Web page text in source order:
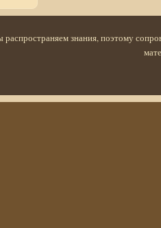
знания, поэтому